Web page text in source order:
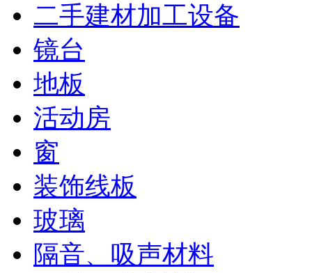
二手建材加工设备
镜台
地板
活动房
窗
装饰线板
玻璃
隔音、吸声材料